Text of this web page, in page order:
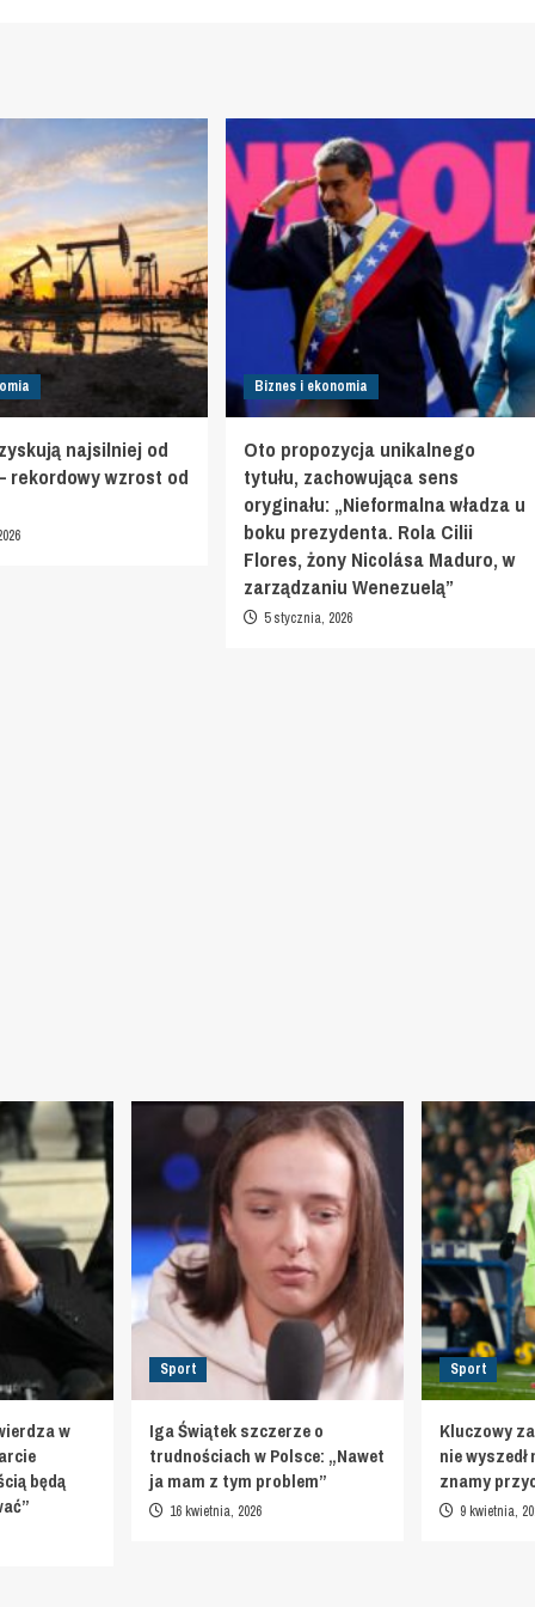
najsilniej od
rekordowy wzrost od
Biznes i ekonomia
Oto propozycja unikalnego
tytułu, zachowująca sens
oryginału: „Nieformalna władza u
boku prezydenta. Rola Cilii
Flores, żony Nicolása Maduro, w
zarządzaniu Wenezuelą”
5 stycznia, 2026
w
będą
Sport
Iga Świątek szczerze o
trudnościach w Polsce: „Nawet
ja mam z tym problem”
16 kwietnia, 2026
Sport
Kluczowy
nie wyszedł
znamy
9 kwietnia,